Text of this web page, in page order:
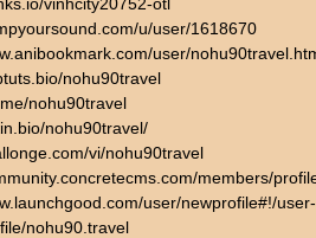
u/user/1618670
user/
nohu90travel
nohu90travel
nohu90travel/
vi/nohu90travel
members/
user/newprofile#!/user-
nohu90.travel